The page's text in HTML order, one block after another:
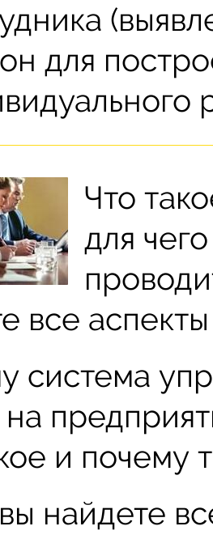
для
Что
для
все
система
и почему
вы найдете